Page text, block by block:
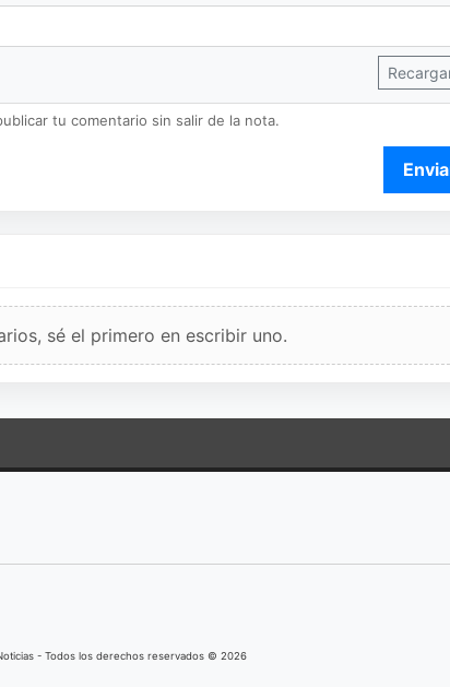
tu comentario sin salir de la nota.
sé el primero en escribir uno.
- Todos los derechos reservados © 2026